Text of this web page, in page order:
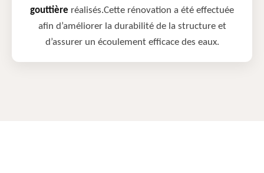
gouttière réalisés.Cette rénovation a été effectuée
afin d’améliorer la durabilité de la structure et
d’assurer un écoulement efficace des eaux.